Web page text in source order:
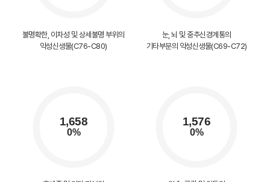
불명확한, 이차성 및 상세불명 부위의
악성신생물(C76-C80)
눈, 뇌 및 중추신경계통의
기타부분의 악성신생물(C69-C72)